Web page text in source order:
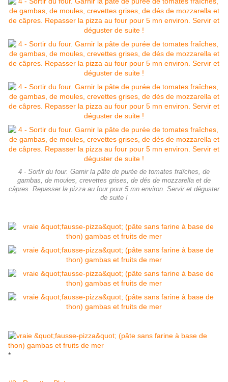
4 - Sortir du four. Garnir la pâte de purée de tomates fraîches, de
gambas, de moules, crevettes grises, de dés de mozzarella et de
câpres. Repasser la pizza au four pour 5 mn environ. Servir et déguster
de suite !
*